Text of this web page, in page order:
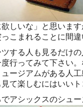
欲しいな」と思いま
こまれることに間
する人も見るだけの
行ってみて下さい
ージアムがある人
て楽しむにはいいト
でアシックスのシュ